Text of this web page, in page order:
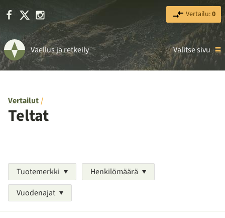
Facebook Instagram Vertailu:0
Vaellus ja retkeily Valitse sivu
Vertailut
Teltat
Tuotemerkki
Henkilömäärä
Vuodenajat